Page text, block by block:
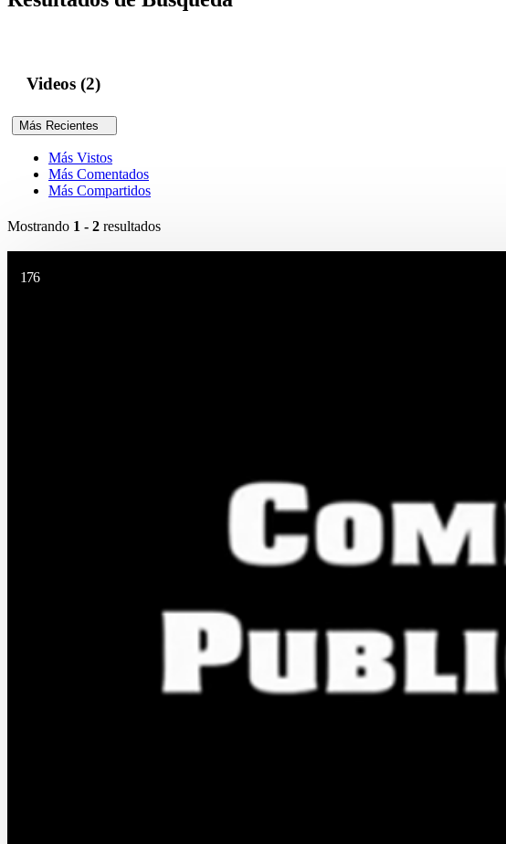
Videos (2)
Más Recientes
Más Vistos
Más Comentados
Más Compartidos
Mostrando 1 - 2 resultados
176